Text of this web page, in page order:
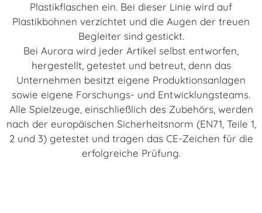
Plastikflaschen ein. Bei dieser Linie wird auf
Plastikbohnen verzichtet und die Augen der treuen
Begleiter sind gestickt.
Bei Aurora wird jeder Artikel selbst entworfen,
hergestellt, getestet und betreut, denn das
Unternehmen besitzt eigene Produktionsanlagen
sowie eigene Forschungs- und Entwicklungsteams.
Alle Spielzeuge, einschließlich des Zubehörs, werden
nach der europäischen Sicherheitsnorm (EN71, Teile 1,
2 und 3) getestet und tragen das CE-Zeichen für die
erfolgreiche Prüfung.